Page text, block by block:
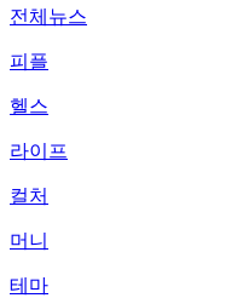
전체뉴스
피플
헬스
라이프
컬처
머니
테마